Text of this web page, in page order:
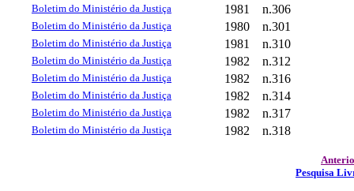
Boletim do Ministério da Justiça 1981 n.306
Boletim do Ministério da Justiça 1980 n.301
Boletim do Ministério da Justiça 1981 n.310
Boletim do Ministério da Justiça 1982 n.312
Boletim do Ministério da Justiça 1982 n.316
Boletim do Ministério da Justiça 1982 n.314
Boletim do Ministério da Justiça 1982 n.317
Boletim do Ministério da Justiça 1982 n.318
Pesquisa